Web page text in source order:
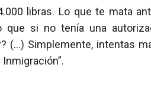
libras. Lo que te mata
si no tenía una
(…) Simplemente, intentas